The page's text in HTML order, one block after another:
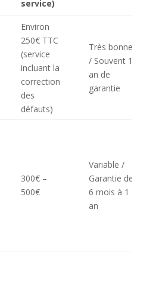
service)
Environ
250€ TTC
(service
incluant la
correction
des
défauts)
Très bonne
/ Souvent 1
an de
garantie
300€ –
500€
Variable /
Garantie de
6 mois à 1
an